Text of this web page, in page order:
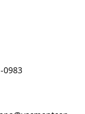
0983